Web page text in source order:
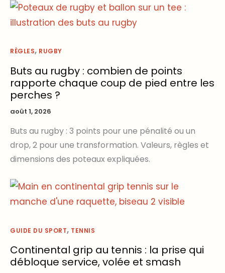
RÈGLES, RUGBY
Buts au rugby : combien de points
rapporte chaque coup de pied entre les
perches ?
août 1, 2026
Buts au rugby : 3 points pour une pénalité ou un
drop, 2 pour une transformation. Valeurs, règles et
dimensions des poteaux expliquées.
GUIDE DU SPORT, TENNIS
Continental grip au tennis : la prise qui
débloque service, volée et smash